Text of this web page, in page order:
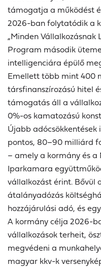
támogatja a működést
2026-ban folytatódik a
„Minden Vállalkozásnak
Program második
intelligenciára épülő
Emellett több mint 400
társfinanszírozású hitel
támogatás áll a
0%-os kamatozású
Újabb adócsökkentések
pontos, 80–90 milliárd
– amely a kormány és
Iparkamara
vállalkozást érint. Bővül
átalányadózás
hozzájárulási adó, és
A kormány célja 2026-
vállalkozások terheit,
megvédeni a
magyar kkv-k